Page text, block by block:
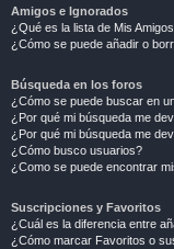
Amigos e Ignorados
¿Qué es la lista de Mis
¿Cómo se puede añadir o
Búsqueda en los foros
¿Cómo se puede buscar en
¿Por qué mi búsqueda me
¿Por qué mi búsqueda me
¿Cómo busco usuarios?
¿Como se puede encontrar
Suscripciones y Favoritos
¿Cuál es la diferencia entre
¿Cómo marcar Favoritos o